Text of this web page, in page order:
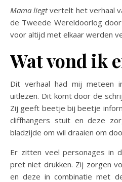
Mama liegtvertelt het verhaal
de Tweede Wereldoorlog
voor altijd met elkaar werden
Wat vond ik
Dit verhaal had mij meteen
uitlezen. Dit komt door de
Zij geeft beetje bij beetje
cliffhangers stuit en deze
bladzijde om wil draaien om
Er zitten veel personages in
pret niet drukken. Zij zorgen
en deze in combinatie met